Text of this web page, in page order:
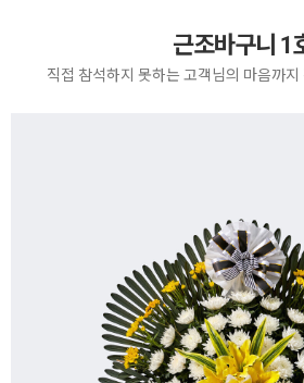
근조바구니 1
직접 참석하지 못하는 고객님의 마음까